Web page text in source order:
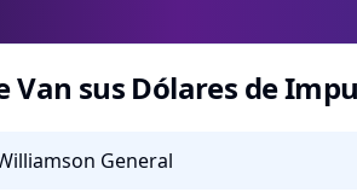
Van sus Dólares de
General